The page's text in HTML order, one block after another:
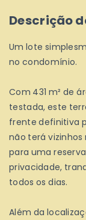
Descrição
Um lote
no condomínio.
Com 431 m² de
testada, este
frente definitiva
não terá
para uma
privacidade,
todos os dias.
Além da